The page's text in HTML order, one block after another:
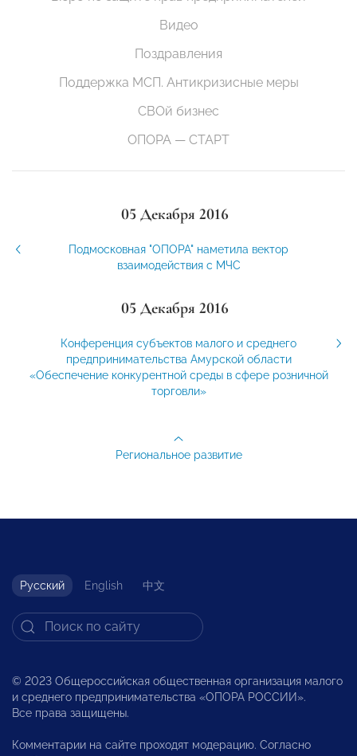
Видео
Поздравления
Поддержка МСП. Антикризисные меры
СВОй бизнес
ОПОРА — СТАРТ
05 Декабря 2016
Подмосковная "ОПОРА" наметила вектор
взаимодействия с МЧС
05 Декабря 2016
Конференция субъектов малого и среднего
предпринимательства Амурской области
«Обеспечение конкурентной среды в сфере розничной
торговли»
Региональное развитие
Русский English 中文
© 2023 Общероссийская общественная организация малого
и среднего предпринимательства «ОПОРА РОССИИ».
Все права защищены.
Комментарии на сайте проходят модерацию. Согласно